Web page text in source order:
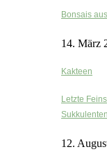
Bonsais
14. März
Kakteen
Letzte
12.